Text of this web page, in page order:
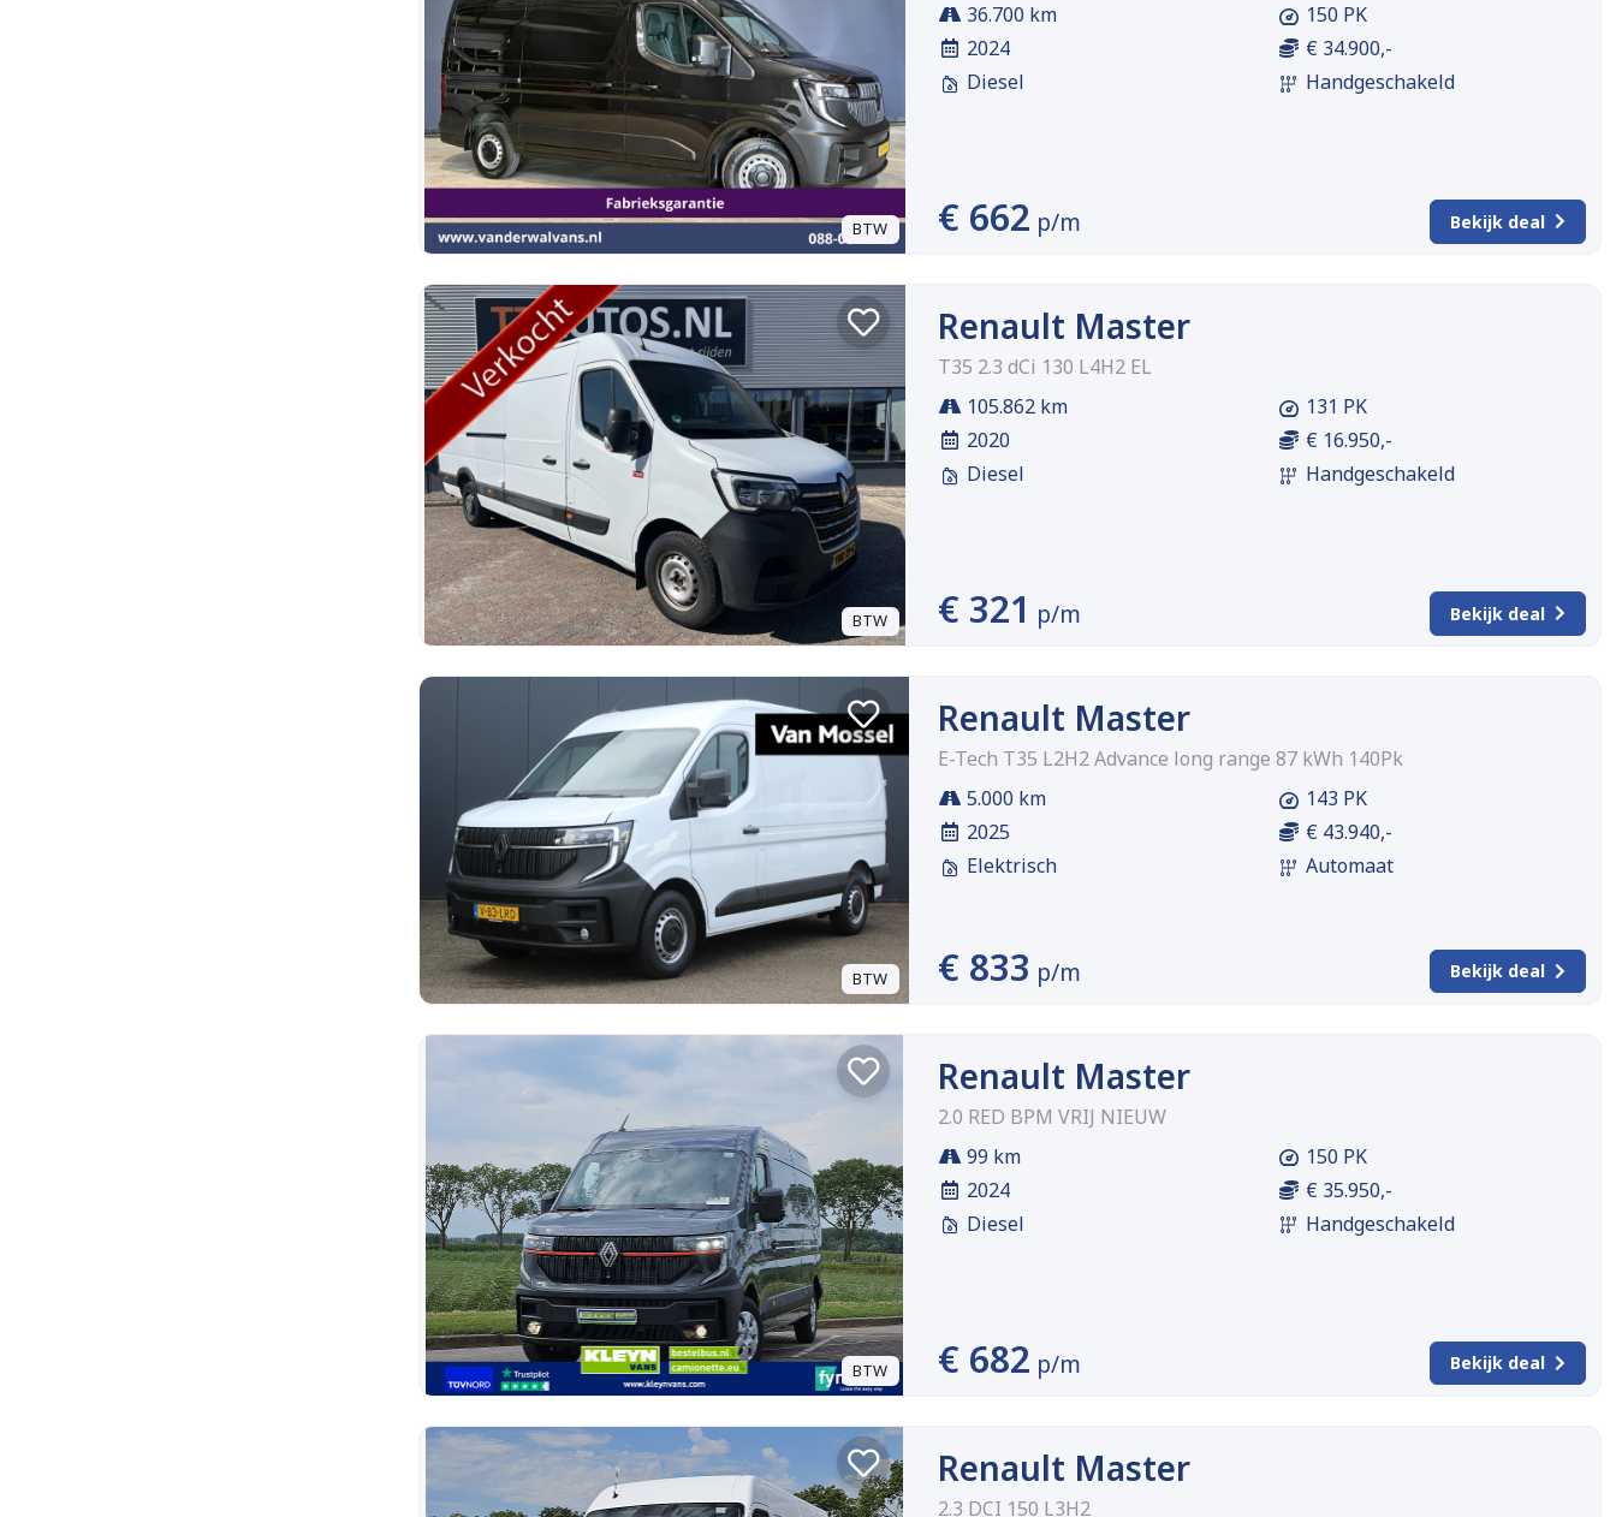
BTW
36.700 km
2024
Diesel
150 PK
€ 34.900,-
Handgeschakeld
€ 662 p/m Bekijk deal
BTW
Renault Master
T35 2.3 dCi 130 L4H2 EL
105.862 km
2020
Diesel
131 PK
€ 16.950,-
Handgeschakeld
€ 321 p/m Bekijk deal
BTW
Renault Master
E-Tech T35 L2H2 Advance long range 87 kWh 140Pk
5.000 km
2025
Elektrisch
143 PK
€ 43.940,-
Automaat
€ 833 p/m Bekijk deal
BTW
Renault Master
2.0 RED BPM VRIJ NIEUW
99 km
2024
Diesel
150 PK
€ 35.950,-
Handgeschakeld
€ 682 p/m Bekijk deal
Renault Master
2.3 DCI 150 L3H2